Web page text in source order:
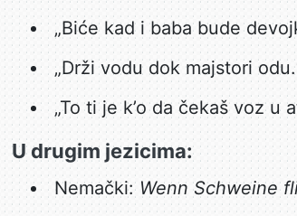
„Biće kad i baba bude
„Drži vodu dok majstori
„To ti je k’o da čekaš voz u
U drugim jezicima:
Nemački: Wenn Schweine